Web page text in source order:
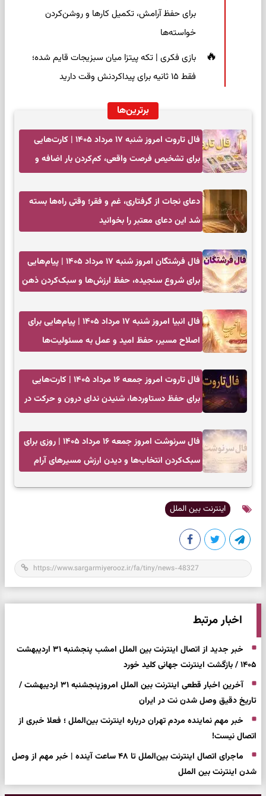
برای حفظ آرامش، تکمیل کارها و روشن‌کردن
خواسته‌ها
بازی فکری | تکه پیتزا میان سبزیجات قایم شده؛
فقط ۱۵ ثانیه برای پیداکردنش وقت دارید
برترین‌ها
فال تاروت امروز شنبه ۱۷ مرداد ۱۴۰۵ | کارت‌هایی
برای تشخیص فرصت واقعی، کم‌کردن بار اضافه و
دعای نجات از گرفتاری، غم و فقر؛ وقتی راه‌ها بسته
شد این دعای معتبر را بخوانید
فال فرشتگان امروز شنبه ۱۷ مرداد ۱۴۰۵ | پیام‌هایی
برای شروع سنجیده، حفظ ارزش‌ها و سبک‌کردن ذهن
فال انبیا امروز شنبه ۱۷ مرداد ۱۴۰۵ | پیام‌هایی برای
اصلاح مسیر، حفظ امید و عمل به مسئولیت‌ها
فال تاروت امروز جمعه ۱۶ مرداد ۱۴۰۵ | کارت‌هایی
برای حفظ دستاوردها، شنیدن ندای درون و حرکت در
فال سرنوشت امروز جمعه ۱۶ مرداد ۱۴۰۵ | روزی برای
سبک‌کردن انتخاب‌ها و دیدن ارزش مسیرهای آرام
اینترنت بین الملل
اخبار مرتبط
خبر جدید از اتصال اینترنت بین الملل امشب پنجشنبه ۳۱ اردیبهشت
۱۴۰۵ / بازگشت اینترنت جهانی کلید خورد
آخرین اخبار قطعی اینترنت بین الملل امروزپنجشنبه ۳۱ اردیبهشت /
تاریخ دقیق وصل شدن نت در ایران
خبر مهم نماینده مردم تهران درباره اینترنت بین‌الملل ؛ فعلا خبری از
اتصال نیست!
ماجرای اتصال اینترنت بین‌الملل تا ۴۸ ساعت آینده | خبر مهم از وصل
شدن اینترنت بین الملل